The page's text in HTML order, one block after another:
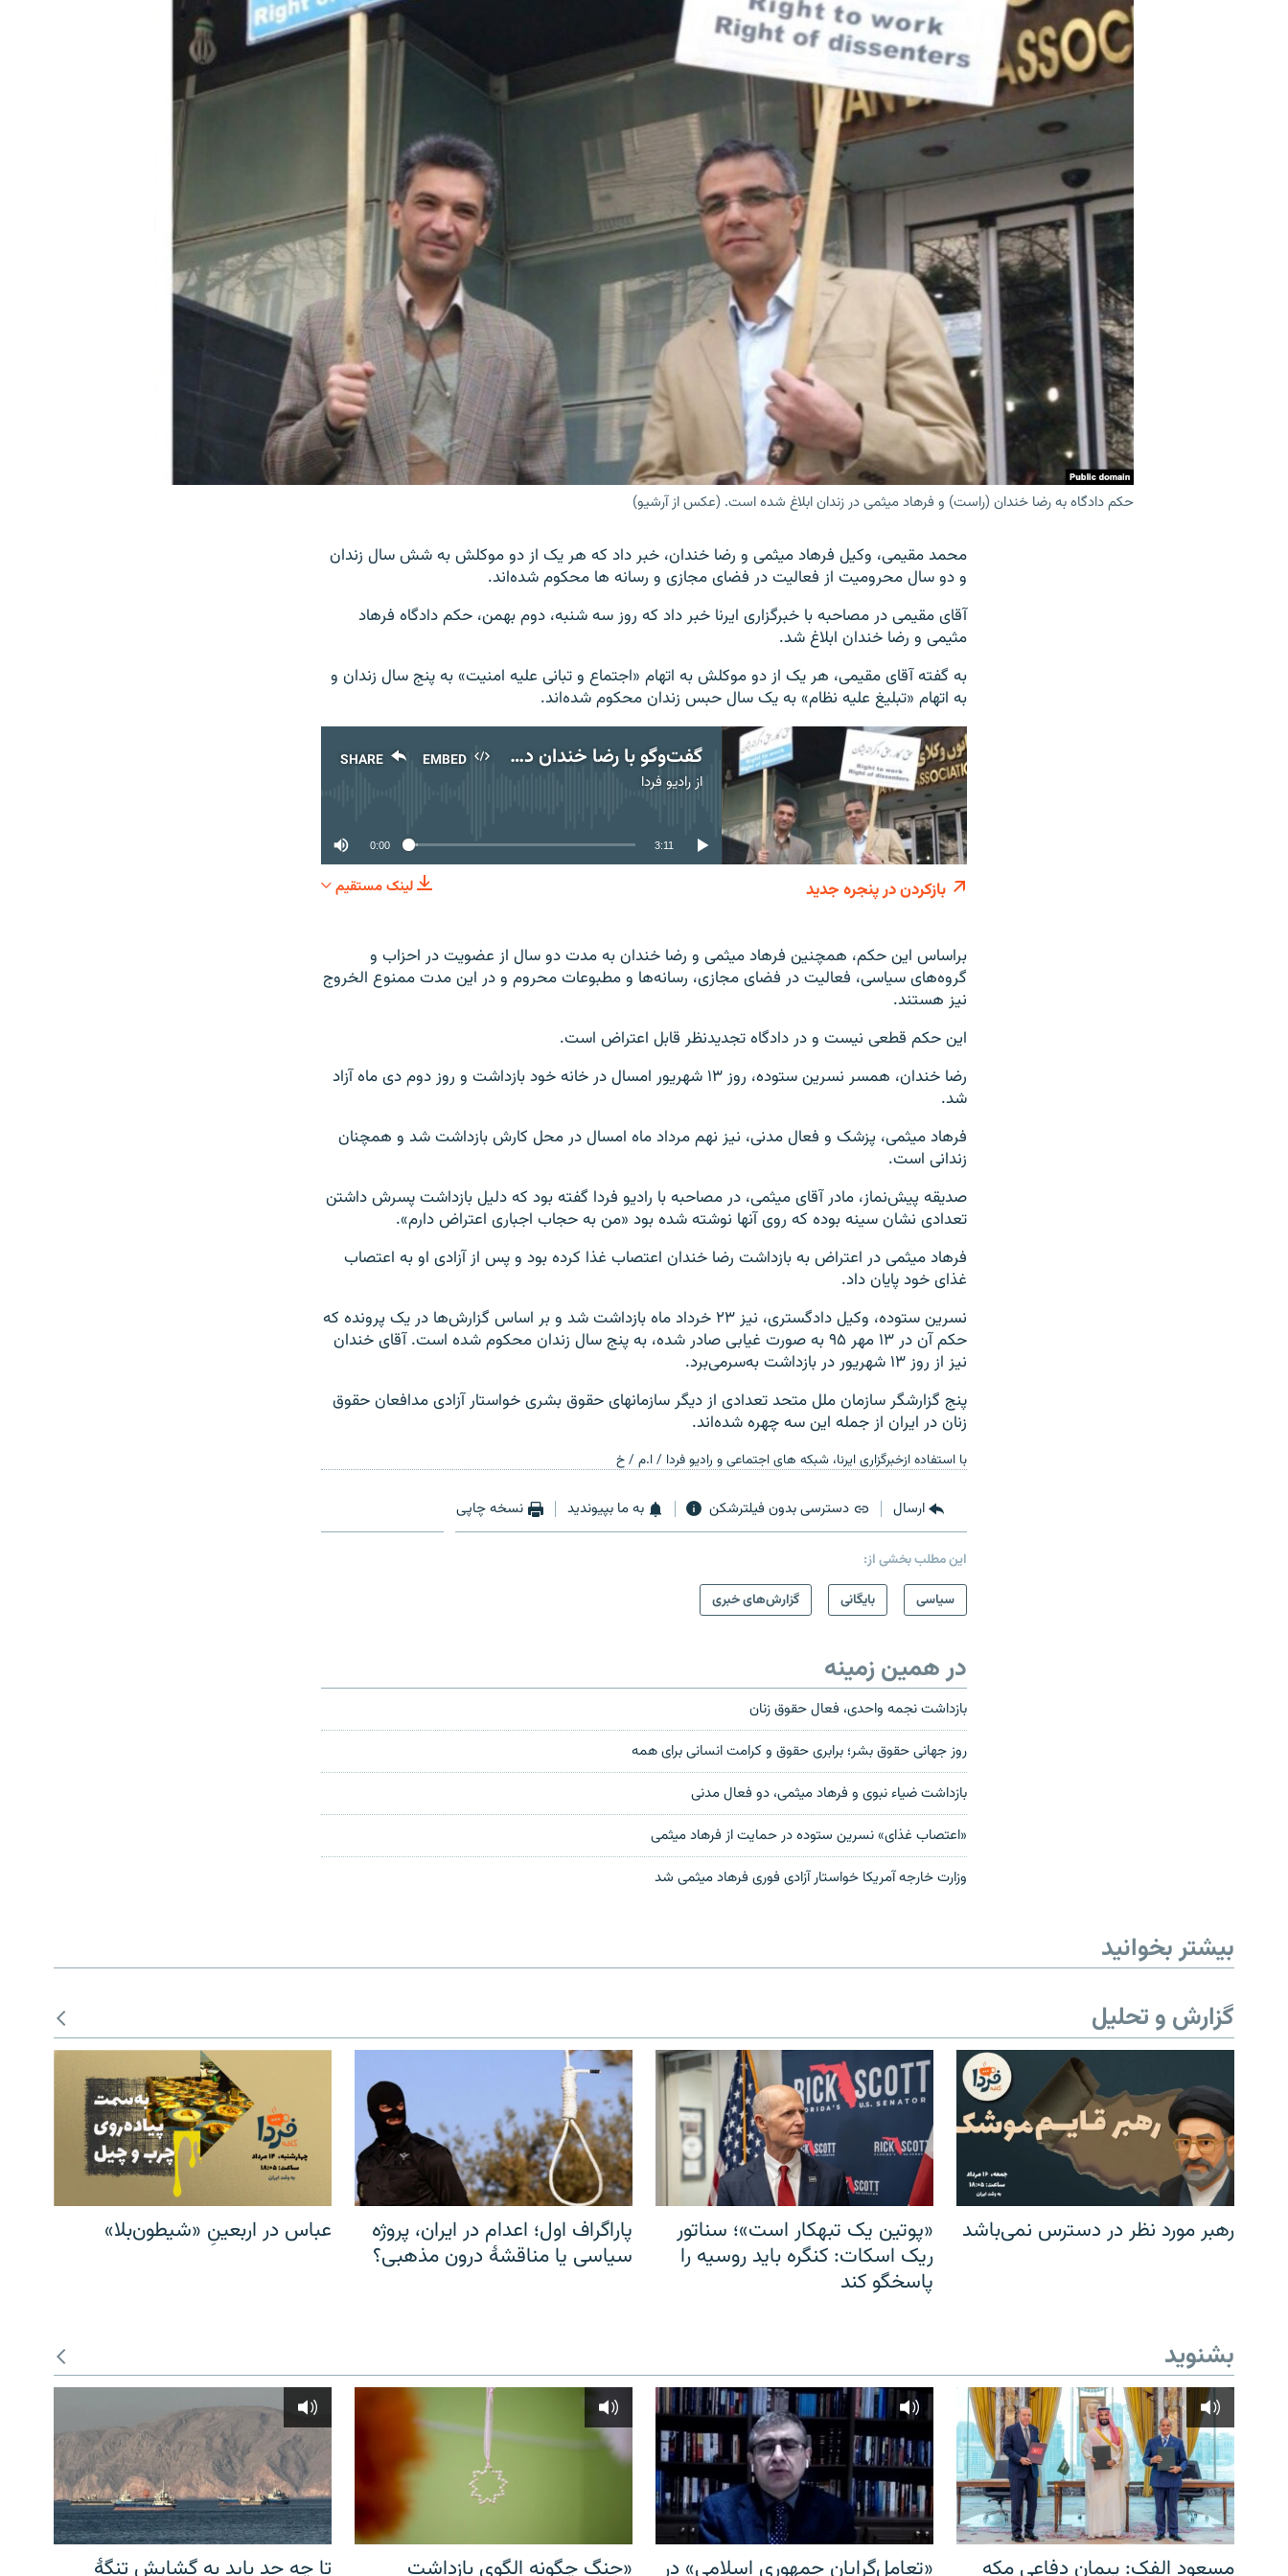
حکم دادگاه به رضا خندان (راست) و فرهاد میثمی در زندان ابلاغ شده است. (عکس از آرشیو)
محمد مقیمی، وکیل فرهاد میثمی و رضا خندان، خبر داد که هر یک از دو موکلش به شش سال زندان
و دو سال محرومیت از فعالیت در فضای مجازی و رسانه ها محکوم شده‌اند.
آقای مقیمی در مصاحبه با خبرگزاری ایرنا خبر داد که روز سه شنبه، دوم بهمن، حکم دادگاه فرهاد
مثیمی و رضا خندان ابلاغ شد.
به گفته آقای مقیمی، هر یک از دو موکلش به اتهام «اجتماع و تبانی علیه امنیت» به پنج سال زندان و
به اتهام «تبلیغ علیه نظام» به یک سال حبس زندان محکوم شده‌اند.
EMBED
SHARE گفت‌وگو با رضا خندان در مورد حکم صادره برای او و فرهاد میثمی
ازرادیو فردا
SHARE
No media source currently available
0:00 3:11
لینک مستقیم بازکردن در پنجره جدید
براساس این حکم، همچنین فرهاد میثمی و رضا خندان به مدت دو سال از عضویت در احزاب و
گروه‌های سیاسی، فعالیت در فضای مجازی، رسانه‌ها و مطبوعات محروم و در این مدت ممنوع الخروج
نیز هستند.
این حکم قطعی نیست و در دادگاه تجدیدنظر قابل اعتراض است.
رضا خندان، همسر نسرین ستوده، روز ۱۳ شهریور امسال در خانه خود بازداشت و روز دوم دی ماه آزاد
شد.
فرهاد میثمی، پزشک و فعال مدنی، نیز نهم مرداد ماه امسال در محل کارش بازداشت شد و همچنان
زندانی است.
صدیقه پیش‌نماز، مادر آقای میثمی، در مصاحبه با رادیو فردا گفته بود که دلیل بازداشت پسرش داشتن
تعدادی نشان سینه بوده که روی آنها نوشته شده بود «من به حجاب اجباری اعتراض دارم».
فرهاد میثمی در اعتراض به بازداشت رضا خندان اعتصاب غذا کرده بود و پس از آزادی او به اعتصاب
غذای خود پایان داد.
نسرین ستوده، وکیل دادگستری، نیز ۲۳ خرداد ماه بازداشت شد و بر اساس گزارش‌ها در یک پرونده که
حکم آن در ۱۳ مهر ۹۵ به صورت غیابی صادر شده، به پنج سال زندان محکوم شده است. آقای خندان
نیز از روز ۱۳ شهریور در بازداشت به‌سرمی‌برد.
پنج گزارشگر سازمان ملل متحد تعدادی از دیگر سازمانهای حقوق بشری خواستار آزادی مدافعان حقوق
زنان در ایران از جمله این سه چهره شده‌اند.
با استفاده ازخبرگزاری ایرنا، شبکه های اجتماعی و رادیو فردا / ا.م / خ
ارسال دسترسی بدون فیلترشکن به ما بپیوندید نسخه چاپی
این مطلب بخشی از:
سیاسی
بایگانی گزارش‌های خبری
در همین زمینه
بازداشت نجمه واحدی، فعال حقوق زنان
روز جهانی حقوق بشر؛ برابری حقوق و کرامت انسانی برای همه
بازداشت ضیاء نبوی و فرهاد میثمی، دو فعال مدنی
«اعتصاب غذای» نسرین ستوده در حمایت از فرهاد میثمی
وزارت خارجه آمریکا خواستار آزادی فوری فرهاد میثمی شد
بیشتر بخوانید
گزارش و تحلیل
رهبر مورد نظر در دسترس نمی‌باشد
«پوتین یک تبهکار است»؛ سناتور
ریک اسکات: کنگره باید روسیه را
پاسخگو کند
پاراگراف اول؛ اعدام در ایران، پروژه
سیاسی یا مناقشهٔ درون مذهبی؟
عباس در اربعینِ «شیطون‌بلا»
بشنوید
مسعود الفک: پیمان دفاعی مکه «تعامل‌گرایان جمهوری اسلامی» در «جنگ چگونه الگوی بازداشت تا چه حد باید به گشایش تنگهٔ